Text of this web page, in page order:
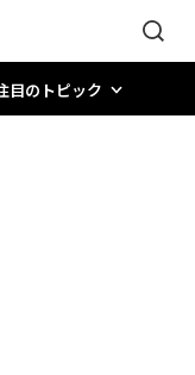
目のトピック